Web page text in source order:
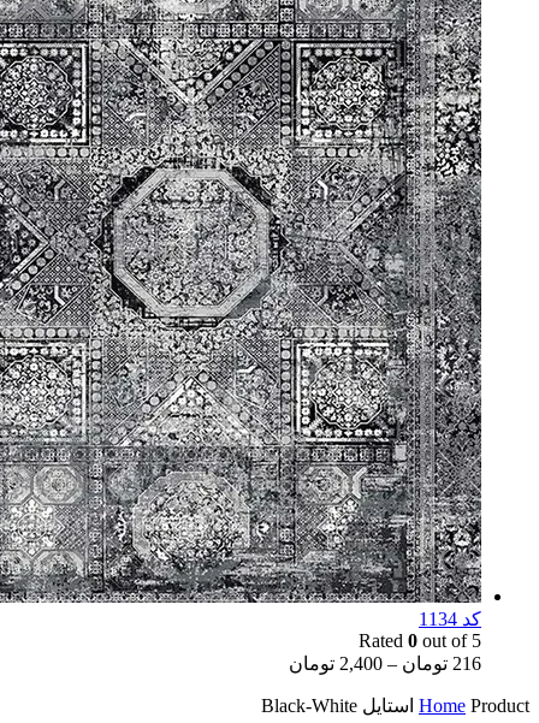
کد 1134
Rated 0 out of 5
216 تومان –
2,400 تومان
Home Product استایل